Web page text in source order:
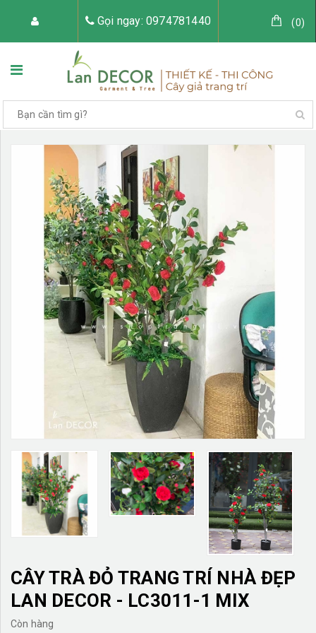
Gọi ngay: 0974781440 (0)
TRANG CHỦ VỀ LAN DECOR
CÂY GIẢ TRANG TRÍ TIỂU CẢNH CÂY GIẢ
TƯỜNG CÂY GIẢ KHĂN TRẢI BÀN
TƯ VẤN LIÊN HỆ
CÂY TRÀ ĐỎ TRANG TRÍ NHÀ ĐẸP
LAN DECOR - LC3011-1 MIX
Còn hàng